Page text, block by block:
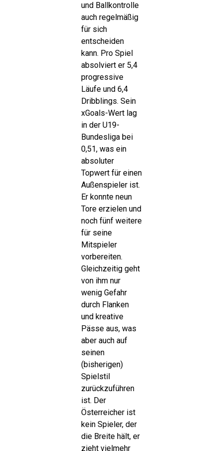
und Ballkontrolle
auch regelmäßig
für sich
entscheiden
kann. Pro Spiel
absolviert er 5,4
progressive
Läufe und 6,4
Dribblings. Sein
xGoals-Wert lag
in der U19-
Bundesliga bei
0,51, was ein
absoluter
Topwert für einen
Außenspieler ist.
Er konnte neun
Tore erzielen und
noch fünf weitere
für seine
Mitspieler
vorbereiten.
Gleichzeitig geht
von ihm nur
wenig Gefahr
durch Flanken
und kreative
Pässe aus, was
aber auch auf
seinen
(bisherigen)
Spielstil
zurückzuführen
ist. Der
Österreicher ist
kein Spieler, der
die Breite hält, er
zieht vielmehr